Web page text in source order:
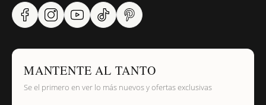
MANTENTE AL TANTO
Se el primero en ver lo más nuevos y ofertas exclusivas